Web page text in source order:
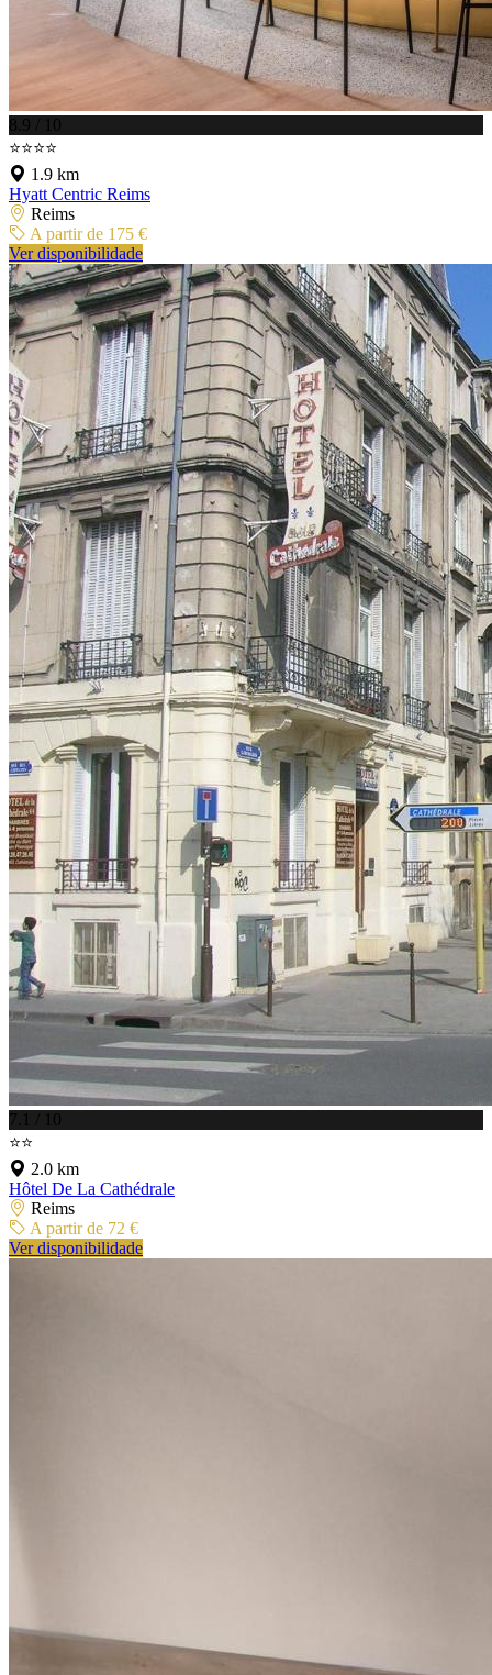
8.9 / 10
⭐⭐⭐⭐
1.9 km
Hyatt Centric Reims
Reims
A partir de 175 €
Ver disponibilidade
7.1 / 10
⭐⭐
2.0 km
Hôtel De La Cathédrale
Reims
A partir de 72 €
Ver disponibilidade